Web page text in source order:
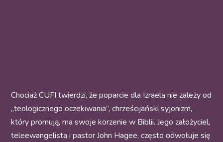
Chociaż CUFI twierdzi, że poparcie dla Izraela nie zależy od
„teologicznego oczekiwania”, chrześcijański syjonizm,
który promują, ma swoje korzenie w Biblii. Jego założyciel,
teleewangelista i pastor John Hagee, często odwołuje się